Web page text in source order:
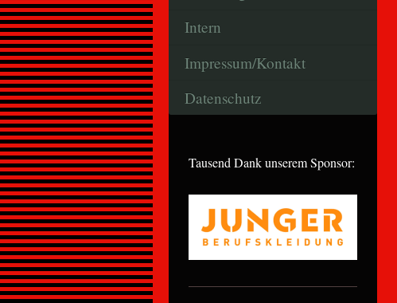
Intern
Impressum/Kontakt
Datenschutz
Tausend Dank unserem Sponsor: